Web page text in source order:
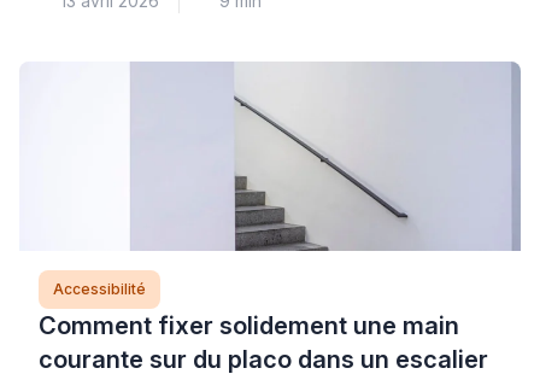
Les solutions sans perçage permettent aujourd’hui de
concilier ces exigences avec les besoins
d’accessibilité. Elles s’adaptent aux configurations
existantes sans modification irréversible des
Accessibilité
Comment fixer solidement une main
courante sur du placo dans un escalier